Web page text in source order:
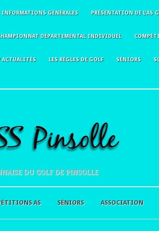
INFORMATIONS GÉNÉRALES PRÉSENTATION DE L’AS
DÉPARTEMENTAL INDIVIDUEL
LES RÈGLES DE GOLF SÉNIORS
DU GOLF DE PINSOLLE
AS SÉNIORS ASSOCIATION